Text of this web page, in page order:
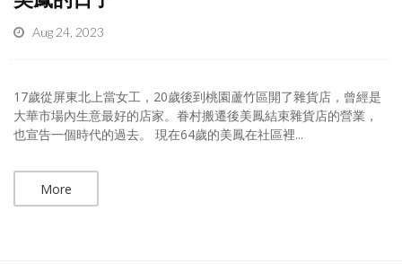
Aug 24, 2023
17歲從屏東北上當女工，20歲後到桃園蘆竹區開了雜貨店，曾經是
大華市場內生意最好的店家。眷村搬遷後美鳳結束雜貨店的營業，
也宣告一個時代的過去。 現在64歲的美鳳在社區裡...
More